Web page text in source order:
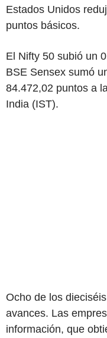
Estados Unidos
puntos básicos.
El Nifty 50 subió un
BSE Sensex sumó
84.472,02 puntos a
India (IST).
Ocho de los
avances. Las
información, que